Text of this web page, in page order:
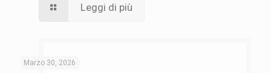
Leggi di più
Marzo 30, 2026